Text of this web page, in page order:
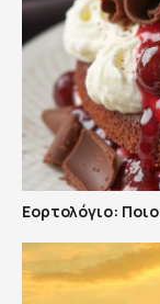
Εορτολόγιο: